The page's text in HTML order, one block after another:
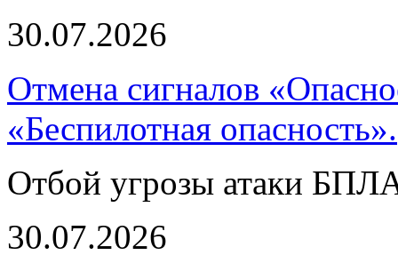
30.07.2026
Отмена сигналов
«Беспилотная опасность».
Отбой угрозы атаки
30.07.2026